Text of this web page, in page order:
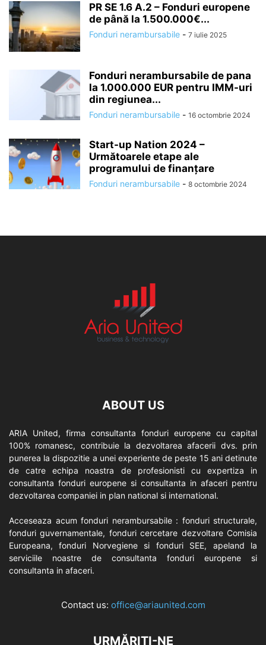
PR SE 1.6 A.2 – Fonduri europene
de până la 1.500.000€...
Fonduri nerambursabile - 7 iulie 2025
Fonduri nerambursabile de pana
la 1.000.000 EUR pentru IMM-uri
din regiunea...
Fonduri nerambursabile - 16 octombrie 2024
Start-up Nation 2024 –
Următoarele etape ale
programului de finanțare
Fonduri nerambursabile - 8 octombrie 2024
ABOUT US
ARIA United, firma consultanta fonduri europene cu capital
100% romanesc, contribuie la dezvoltarea afacerii dvs. prin
punerea la dispozitie a unei experiente de peste 15 ani detinute
de catre echipa noastra de profesionisti cu expertiza in
consultanta fonduri europene si consultanta in afaceri pentru
dezvoltarea companiei in plan national si international.
Acceseaza acum fonduri nerambursabile : fonduri structurale,
fonduri guvernamentale, fonduri cercetare dezvoltare Comisia
Europeana, fonduri Norvegiene si fonduri SEE, apeland la
serviciile noastre de consultanta fonduri europene si
consultanta in afaceri.
Contact us: office@ariaunited.com
URMĂRIȚI-NE